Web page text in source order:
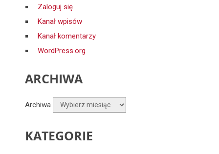
Zaloguj się
Kanał wpisów
Kanał komentarzy
WordPress.org
ARCHIWA
Archiwa
KATEGORIE